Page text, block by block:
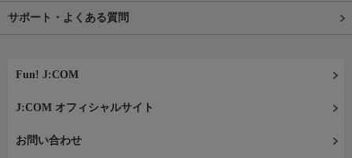
サポート・よくある質問
Fun! J:COM
J:COM オフィシャルサイト
お問い合わせ